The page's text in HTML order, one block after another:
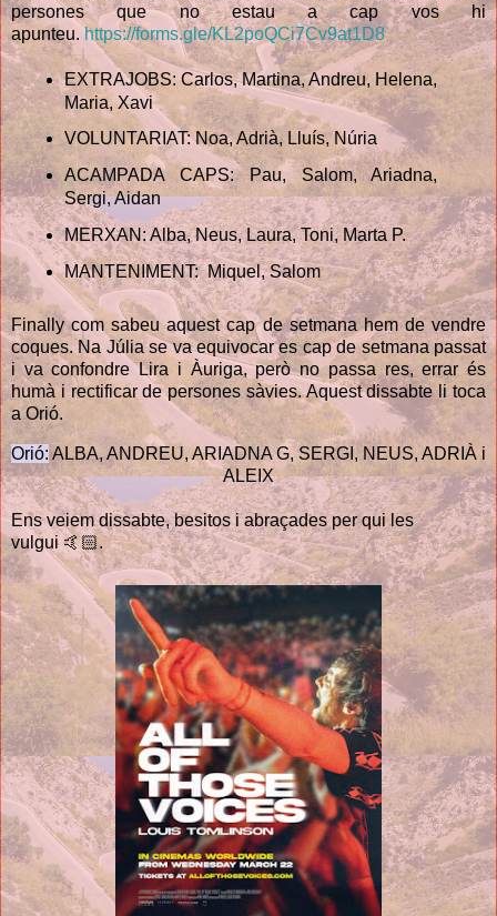
persones que no estau a cap vos hi
apunteu. https://forms.gle/KL2poQCi7Cv9at1D8
EXTRAJOBS: Carlos, Martina, Andreu, Helena,
Maria, Xavi
VOLUNTARIAT: Noa, Adrià, Lluís, Núria
ACAMPADA CAPS: Pau, Salom, Ariadna,
Sergi, Aidan
MERXAN: Alba, Neus, Laura, Toni, Marta P.
MANTENIMENT:  Miquel, Salom
Finally com sabeu aquest cap de setmana hem de vendre
coques. Na Júlia se va equivocar es cap de setmana passat
i va confondre Lira i Àuriga, però no passa res, errar és
humà i rectificar de persones sàvies. Aquest dissabte li toca
a Orió.
Orió: ALBA, ANDREU, ARIADNA G, SERGI, NEUS, ADRIÀ i
ALEIX
Ens veiem dissabte, besitos i abraçades per qui les
vulgui 🤙🏻.